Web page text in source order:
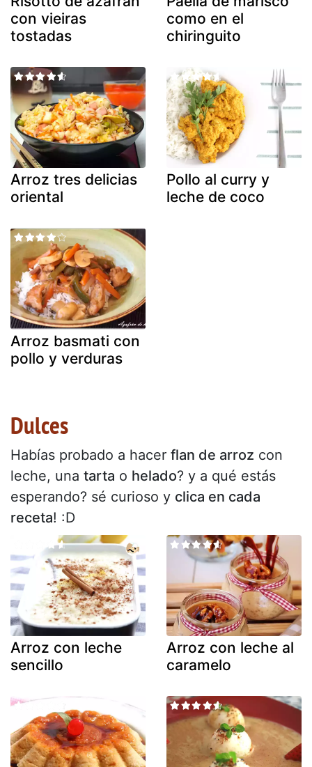
con vieiras
tostadas
como en el
chiringuito
Arroz tres delicias
oriental
Pollo al curry y
leche de coco
Arroz basmati con
pollo y verduras
Dulces
Habías probado a hacer flan de arroz con
leche, una tarta o helado? y a qué estás
esperando? sé curioso y clica en cada
receta! :D
Arroz con leche
sencillo
Arroz con leche al
caramelo